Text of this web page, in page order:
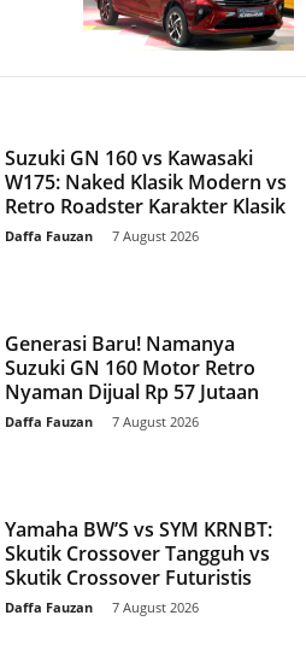
Suzuki GN 160 vs Kawasaki
W175: Naked Klasik Modern vs
Retro Roadster Karakter Klasik
Daffa Fauzan 7 August 2026
Generasi Baru! Namanya
Suzuki GN 160 Motor Retro
Nyaman Dijual Rp 57 Jutaan
Daffa Fauzan 7 August 2026
Yamaha BW’S vs SYM KRNBT:
Skutik Crossover Tangguh vs
Skutik Crossover Futuristis
Daffa Fauzan 7 August 2026